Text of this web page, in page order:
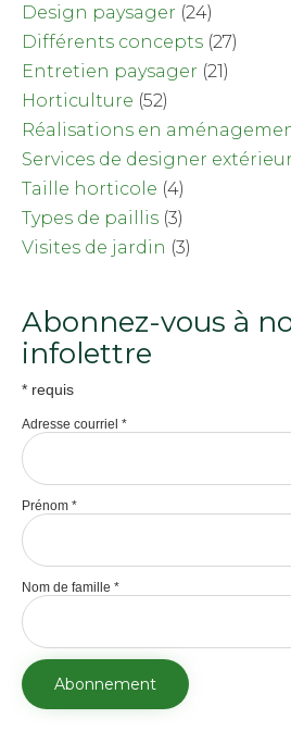
Design paysager (24)
Différents concepts (27)
Entretien paysager (21)
Horticulture (52)
Réalisations en
Services de designer extérieur
Taille horticole (4)
Types de paillis (3)
Visites de jardin (3)
Abonnez-vous à
infolettre
* requis
Adresse courriel *
Prénom *
Nom de famille *